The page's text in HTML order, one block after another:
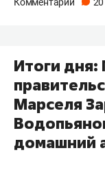
Итоги дня:
Марселя
домашний